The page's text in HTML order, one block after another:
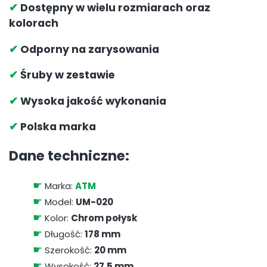
✔ Dostępny w wielu rozmiarach oraz
kolorach
✔ Odporny na zarysowania
✔ Śruby w zestawie
✔ Wysoka jakość wykonania
✔ Polska marka
Dane techniczne:
☛ Marka: ATM
☛ Model: UM-020
☛ Kolor: Chrom połysk
☛ Długość: 178 mm
☛ Szerokość: 20 mm